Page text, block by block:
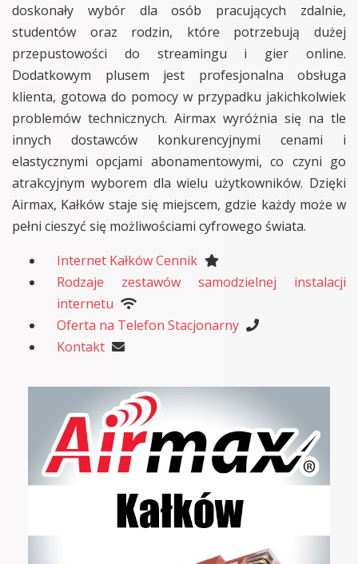
doskonały wybór dla osób pracujących zdalnie,
studentów oraz rodzin, które potrzebują dużej
przepustowości do streamingu i gier online.
Dodatkowym plusem jest profesjonalna obsługa
klienta, gotowa do pomocy w przypadku jakichkolwiek
problemów technicznych. Airmax wyróżnia się na tle
innych dostawców konkurencyjnymi cenami i
elastycznymi opcjami abonamentowymi, co czyni go
atrakcyjnym wyborem dla wielu użytkowników. Dzięki
Airmax, Kałków staje się miejscem, gdzie każdy może w
pełni cieszyć się możliwościami cyfrowego świata.
Internet Kałków Cennik
Rodzaje zestawów samodzielnej instalacji
internetu
Oferta na Telefon Stacjonarny
Kontakt